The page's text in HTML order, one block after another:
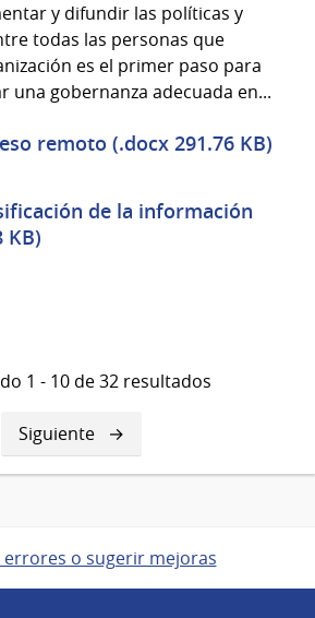
y difundir las políticas y
todas las personas que
es el primer paso para
una gobernanza adecuada en...
remoto (.docx 291.76 KB)
de la información
KB)
1 - 10 de 32 resultados
Siguiente
página
Siguiente
o sugerir mejoras